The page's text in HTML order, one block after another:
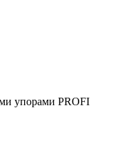
упорами PROFI